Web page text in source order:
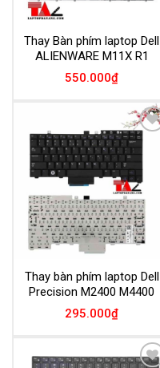
Thay Bàn phím laptop Dell
ALIENWARE M11X R1
550.000₫
Add to
Wishlist
Thay bàn phím laptop Dell
Precision M2400 M4400
295.000₫